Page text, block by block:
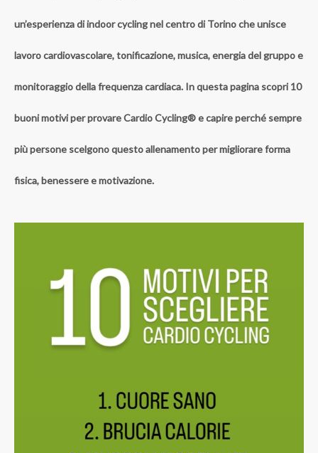
un’esperienza diindoor cycling nel centro di Torinoche unisce
lavoro cardiovascolare, tonificazione, musica, energia del gruppo e
monitoraggio della frequenza cardiaca. In questa pagina scopri10
buoni motivi per provare Cardio Cycling®e capire perché sempre
più persone scelgono questo allenamento per migliorare forma
fisica, benessere e motivazione.